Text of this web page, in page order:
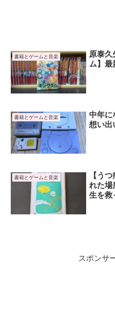
書籍とゲームと音楽
原泰久
ム】最
書籍とゲームと音楽
中年
想い出
書籍とゲームと音楽
【う
れた場
生を救
スポンサ